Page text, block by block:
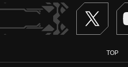
Twitter
TOP